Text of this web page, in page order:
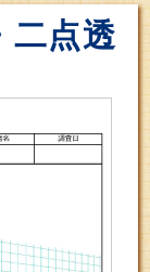
二点透